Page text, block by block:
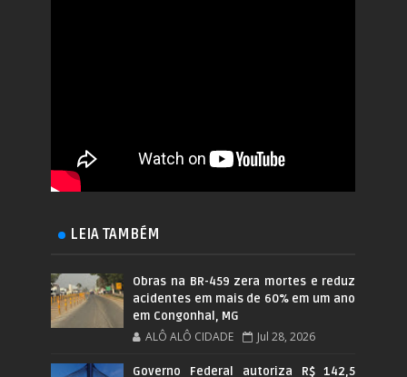
LEIA TAMBÉM
Obras na BR-459 zera mortes e reduz
acidentes em mais de 60% em um ano
em Congonhal, MG
ALÔ ALÔ CIDADE Jul 28, 2026
Governo Federal autoriza R$ 142,5